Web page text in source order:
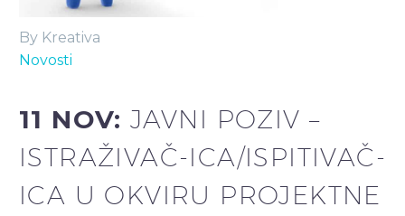
By Kreativa
Novosti
11 NOV:JAVNI POZIV –
ISTRAŽIVAČ-ICA/ISPITIVAČ-
ICA U OKVIRU PROJEKTNE